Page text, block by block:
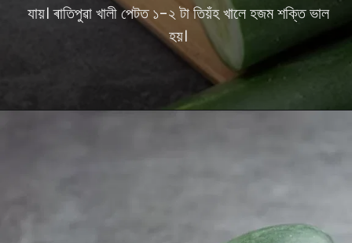
যায়। ৰাতিপুৱা খালী পেটত ১-২ টা তিয়ঁহ খালে হজম শক্তি ভাল